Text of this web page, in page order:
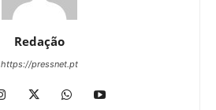
Redação
https://pressnet.pt